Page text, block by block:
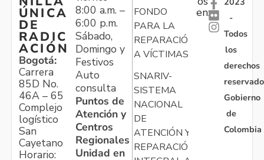
ÚNICA
DE
RADIC
ACIÓN
Bogotá:
Carrera
85D No.
46A – 65
Complejo
logístico
San
Cayetano
Horario:
8:00 a.m. –
6:00 p.m.
Sábado,
Domingo y
Festivos
Auto
consulta
Puntos de
Atención y
Centros
Regionales
Unidad en
FONDO
PARA LA
REPARACIÓN
A VÍCTIMAS
SNARIV-
SISTEMA
NACIONAL
DE
ATENCIÓN Y
REPARACIÓN
en:
-
Todos
los
derechos
Gobierno
de
Colombia